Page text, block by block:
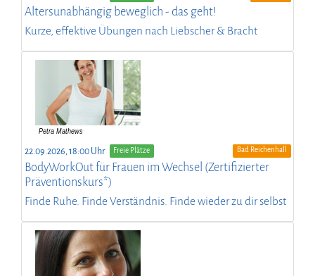
Altersunabhängig beweglich - das geht!
Kurze, effektive Übungen nach Liebscher & Bracht
22.09.2026, 18:00 Uhr Freie Plätze Bad Reichenhall
BodyWorkOut für Frauen im Wechsel (Zertifizierter
Präventionskurs*)
Finde Ruhe. Finde Verständnis. Finde wieder zu dir selbst